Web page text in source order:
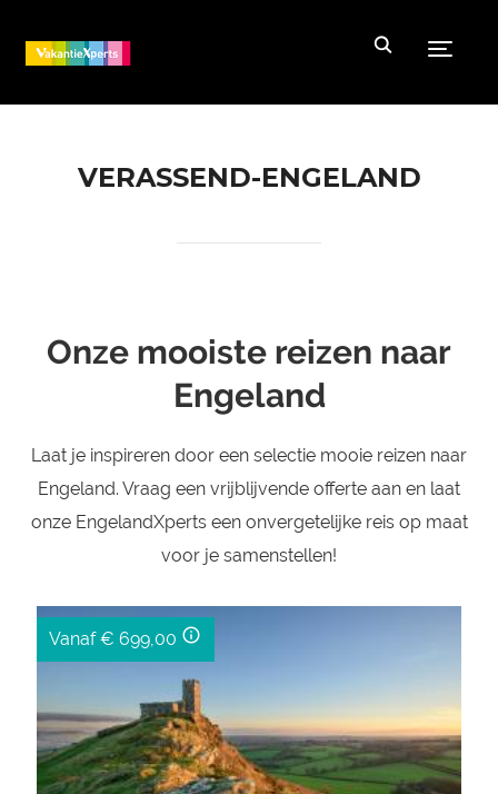
VERASSEND-ENGELAND
Onze mooiste reizen naar
Engeland
Laat je inspireren door een selectie mooie reizen naar
Engeland. Vraag een vrijblijvende offerte aan en laat
onze EngelandXperts een onvergetelijke reis op maat
voor je samenstellen!
Vanaf € 699,00 info_outline